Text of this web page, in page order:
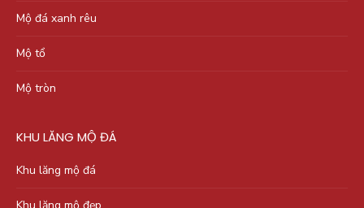
Mộ đá xanh rêu
Mộ tổ
Mộ tròn
KHU LĂNG MỘ ĐÁ
Khu lăng mộ đá